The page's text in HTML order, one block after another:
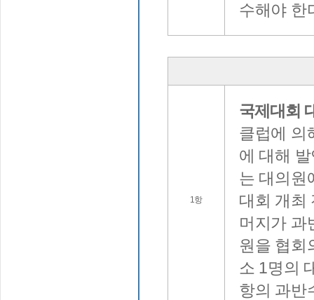
수해야 한
1항
국제대회
클럽에 의
에 대해
는 대의원
대회 개최
머지가 과
원을 협회
소 1명의
항의 과반